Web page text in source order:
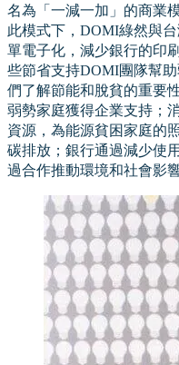
名為「一減一加」的商業
此模式下，DOMI綠然與
單電子化，減少銀行的印
些節省支持DOMI團隊幫
們了解節能和脫貧的重要
弱勢家庭獲得企業支持；
資源，為能源貧困家庭的
碳排放；銀行通過減少使
過合作推動環境和社會影響